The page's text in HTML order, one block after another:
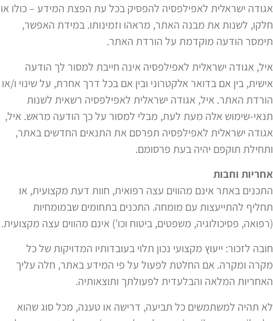
אגודה ישראלית לאפילפסיה להפסיק בכל עת הפצת המידע – כולו או
חלקו, לשנות את מבנה האתר, מראהו וזמינותו. במידת האפשר,
תימסר הודעה מוקדמת על הורדת האתר.
איל, אגודה ישראלית לאפילפסיה אינה חייבת למסור לך הודעה
אישית, בין אם בדואר אלקטרוני ובין אם בכל דרך אחרת, על שינוי ו/או
הורדת האתר. איל, אגודה ישראלית לאפילפסיה רשאית לשנות
תנאי-שימוש אלה מעת לעת, מבלי למסור על כך הודעה מראש. איל,
אגודה ישראלית לאפילפסיה תפרסם את התנאים החדשים באתר,
ותחילת תוקפם יהיה בעת פרסומם.
אחריות וחבות
התכנים באתר אינם מהווים עצה רפואית, חוות דעת מקצועית, או
תחליף להתייעצות עם מומחה. התכנים בתחומים שבמומחיות
(רפואה, פסיכולוגיה, משפטים, ביטוח וכו’) אינם מהווים עצה מקצועית.
חובה לזכור: ייעוץ מקצועי נכון תלוי בעובדותיו המדויקות של כל
מקרה ומקרה. אם החלטת לפעול על פי המידע באתר, חלה עליך
האחריות המלאה והבלעדית לפעולתך ותוצאותיה.
לא תהיה למשתמשים כל תביעה, דרישה או טענה, מכל סוג שהוא